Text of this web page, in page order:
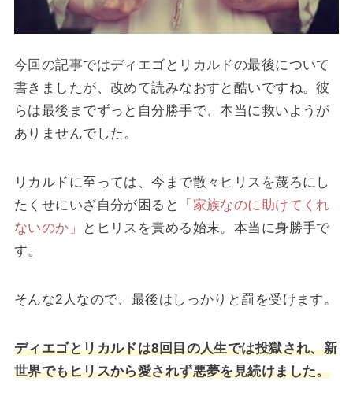
今回の記事ではディエゴとリカルドの最後について
書きましたが、改めて読みなおすと酷いですね。彼
らは最後までずっと自分勝手で、本当に救いようが
ありませんでした。
リカルドに至っては、今まで散々ヒリスを蔑ろにし
たくせにいざ自分が困ると
「家族なのに助けてくれ
ないのか」
とヒリスを責める始末。本当に身勝手で
す。
そんな2人なので、最後はしっかりと罰を受けます。
ディエゴとリカルドは8回目の人生では投獄され、新
世界でもヒリスから愛されず悪夢を見続けました。